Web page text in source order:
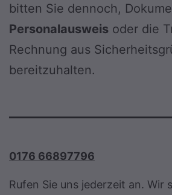
bitten Sie dennoch,
Personalausweis oder die
Rechnung aus
bereitzuhalten.
0176 66897796
Rufen Sie uns jederzeit an. Wir